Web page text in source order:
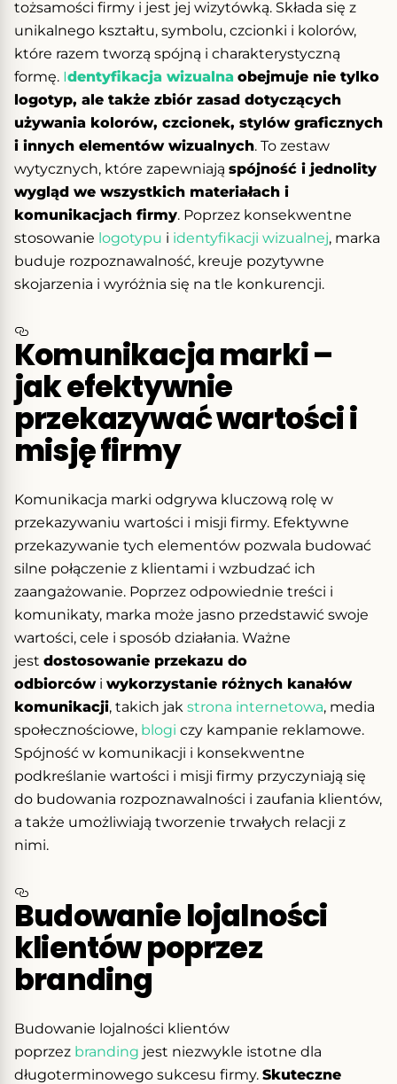
tożsamości firmy i jest jej wizytówką. Składa się z
unikalnego kształtu, symbolu, czcionki i kolorów,
które razem tworzą spójną i charakterystyczną
formę. Identyfikacja wizualna obejmuje nie tylko
logotyp, ale także zbiór zasad dotyczących
używania kolorów, czcionek, stylów graficznych
i innych elementów wizualnych. To zestaw
wytycznych, które zapewniają spójność i jednolity
wygląd we wszystkich materiałach i
komunikacjach firmy. Poprzez konsekwentne
stosowanie logotypu i identyfikacji wizualnej, marka
buduje rozpoznawalność, kreuje pozytywne
skojarzenia i wyróżnia się na tle konkurencji.
Komunikacja marki –
jak efektywnie
przekazywać wartości i
misję firmy
Komunikacja marki odgrywa kluczową rolę w
przekazywaniu wartości i misji firmy. Efektywne
przekazywanie tych elementów pozwala budować
silne połączenie z klientami i wzbudzać ich
zaangażowanie. Poprzez odpowiednie treści i
komunikaty, marka może jasno przedstawić swoje
wartości, cele i sposób działania. Ważne
jest dostosowanie przekazu do
odbiorcówi wykorzystanie różnych kanałów
komunikacji, takich jak strona internetowa, media
społecznościowe, blogi czy kampanie reklamowe.
Spójność w komunikacji i konsekwentne
podkreślanie wartości i misji firmy przyczyniają się
do budowania rozpoznawalności i zaufania klientów,
a także umożliwiają tworzenie trwałych relacji z
nimi.
Budowanie lojalności
klientów poprzez
branding
Budowanie lojalności klientów
poprzez branding jest niezwykle istotne dla
długoterminowego sukcesu firmy. Skuteczne